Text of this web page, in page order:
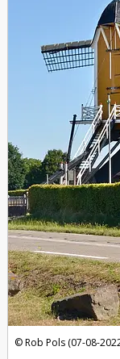
Rob Pols (07-08-